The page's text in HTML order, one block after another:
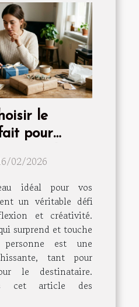
le
pour
02/2026
idéal pour vos
un véritable défi
et créativité.
surprend et touche
est une
tant pour
le destinataire.
cet article des